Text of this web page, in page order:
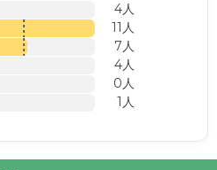
4人
11人
7人
4人
0人
1人